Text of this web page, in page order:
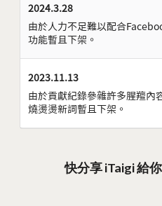
2024.3.28
由於人力不足難以配合
功能暫且下架。
2023.11.13
由於貢獻紀錄參雜許多腥羶內
燒燙燙新詞暫且下架。
快分享 iTaigi 給